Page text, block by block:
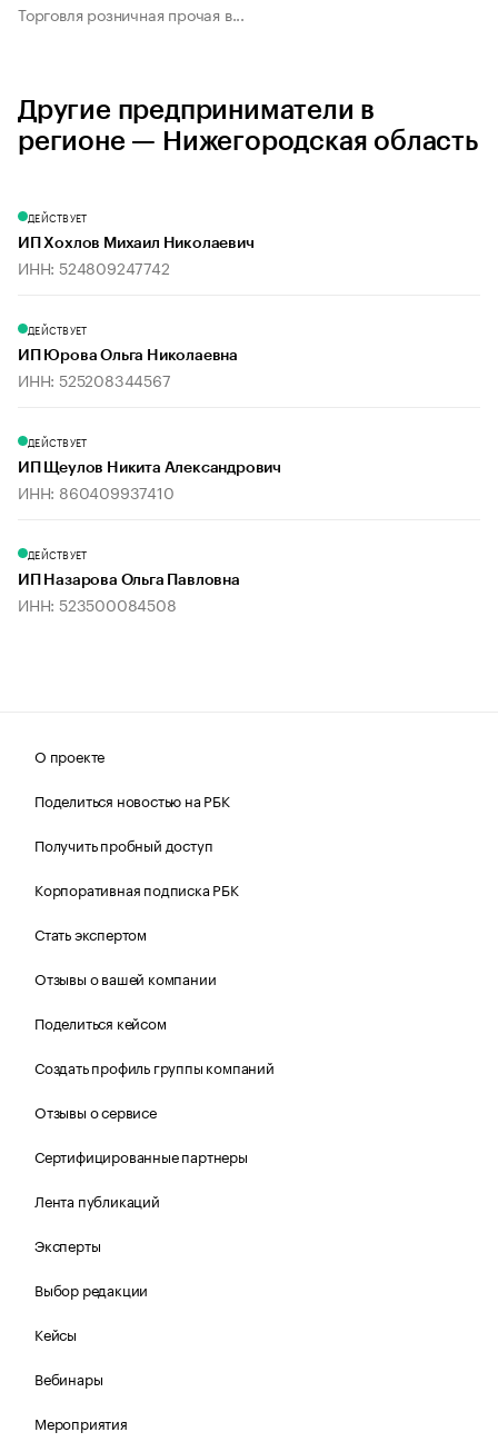
Торговля розничная прочая в...
Другие предприниматели в
регионе — Нижегородская область
ДЕЙСТВУЕТ
ИП Хохлов Михаил Николаевич
ИНН: 524809247742
ДЕЙСТВУЕТ
ИП Юрова Ольга Николаевна
ИНН: 525208344567
ДЕЙСТВУЕТ
ИП Щеулов Никита Александрович
ИНН: 860409937410
ДЕЙСТВУЕТ
ИП Назарова Ольга Павловна
ИНН: 523500084508
О проекте
Поделиться новостью на РБК
Получить пробный доступ
Корпоративная подписка РБК
Стать экспертом
Отзывы о вашей компании
Поделиться кейсом
Создать профиль группы компаний
Отзывы о сервисе
Сертифицированные партнеры
Лента публикаций
Эксперты
Выбор редакции
Кейсы
Вебинары
Мероприятия